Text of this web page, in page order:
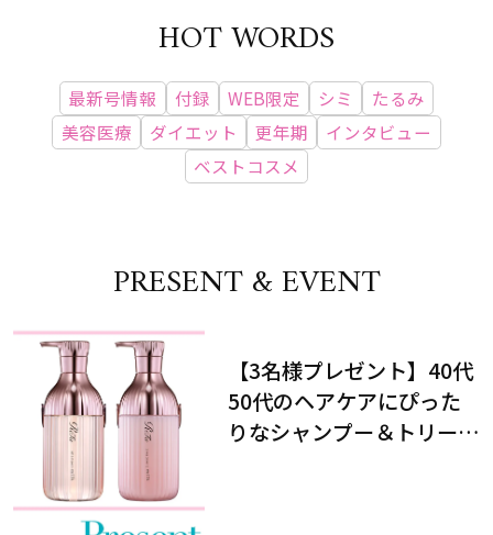
HOT WORDS
最新号情報 付録 WEB限定 シミ
たるみ
美容医療
ダイエット 更年期
インタビュー
ベストコスメ
PRESENT & EVENT
【3名様プレゼント】40代
50代のヘアケアにぴった
りなシャンプー＆トリート